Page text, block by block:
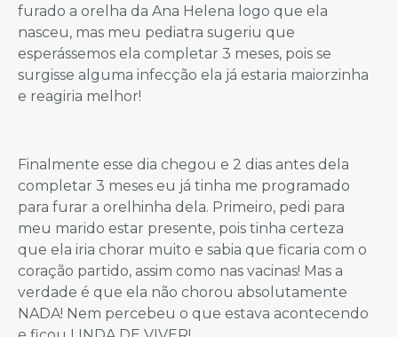
furado a orelha da Ana Helena logo que ela
nasceu, mas meu pediatra sugeriu que
esperássemos ela completar 3 meses, pois se
surgisse alguma infecção ela já estaria maiorzinha
e reagiria melhor!
Finalmente esse dia chegou e 2 dias antes dela
completar 3 meses eu já tinha me programado
para furar a orelhinha dela. Primeiro, pedi para
meu marido estar presente, pois tinha certeza
que ela iria chorar muito e sabia que ficaria com o
coração partido, assim como nas vacinas! Mas a
verdade é que ela não chorou absolutamente
NADA! Nem percebeu o que estava acontecendo